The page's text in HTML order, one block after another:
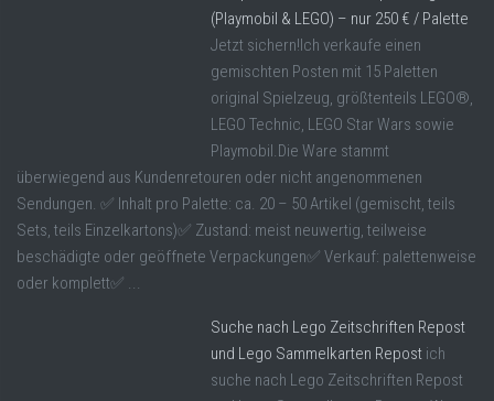
(Playmobil & LEGO) – nur 250 € / Palette
Jetzt sichern!Ich verkaufe einen
gemischten Posten mit 15 Paletten
original Spielzeug, größtenteils LEGO®,
LEGO Technic, LEGO Star Wars sowie
Playmobil.Die Ware stammt
überwiegend aus Kundenretouren oder nicht angenommenen
Sendungen. ✅ Inhalt pro Palette: ca. 20 – 50 Artikel (gemischt, teils
Sets, teils Einzelkartons)✅ Zustand: meist neuwertig, teilweise
beschädigte oder geöffnete Verpackungen✅ Verkauf: palettenweise
oder komplett✅ ...
Suche nach Lego Zeitschriften Repost
und Lego Sammelkarten Repost ich
suche nach Lego Zeitschriften Repost